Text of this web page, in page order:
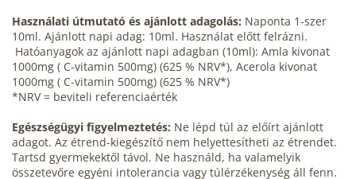
Használati útmutató és ajánlott adagolás: Naponta 1-szer
10ml. Ajánlott napi adag: 10ml. Használat előtt felrázni.
Hatóanyagok az ajánlott napi adagban (10ml): Amla kivonat
1000mg ( C-vitamin 500mg) (625 % NRV*), Acerola kivonat
1000mg ( C-vitamin 500mg) (625 % NRV*)
*NRV = beviteli referenciaérték
Egészségügyi figyelmeztetés: Ne lépd túl az előírt ajánlott
adagot. Az étrend-kiegészítő nem helyettesítheti az étrendet.
Tartsd gyermekektől távol. Ne használd, ha valamelyik
összetevőre egyéni intolerancia vagy túlérzékenység áll fenn.